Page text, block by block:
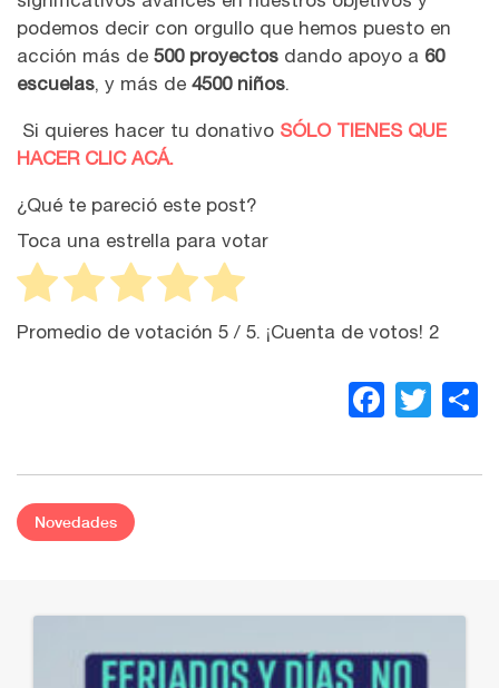
podemos decir con orgullo que hemos puesto en
acción más de 500 proyectos dando apoyo a 60
escuelas, y más de 4500 niños.
Si quieres hacer tu donativo SÓLO TIENES QUE
HACER CLIC ACÁ.
¿Qué te pareció este post?
Toca una estrella para votar
Promedio de votación 5 / 5. ¡Cuenta de votos! 2
Novedades